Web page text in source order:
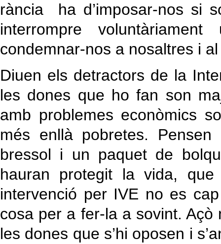
rància ha d’imposar-nos si
interrompre
condemnar-nos a nosaltres i
Diuen els detractors de la
les dones que ho fan son
amb problemes econòmics
més enllà pobretes.
bressol i un paquet de
hauran protegit la vida,
intervenció per IVE no es
cosa per a fer-la a sovint.
les dones que s’hi oposen i